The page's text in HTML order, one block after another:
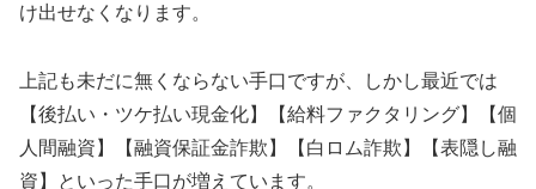
け出せなくなります。
上記も未だに無くならない手口ですが、しかし最近では
【後払い・ツケ払い現金化】【給料ファクタリング】【個
人間融資】【融資保証金詐欺】【白ロム詐欺】【表隠し融
資】といった手口が増えています。